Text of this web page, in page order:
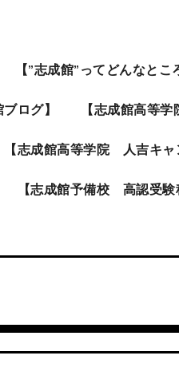
【”志成館”ってどんなとこ
ブログ】 【志成館高等
【志成館高等学院 人吉キャ
【志成館予備校 高認受験